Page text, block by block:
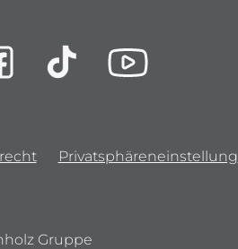
Privatsphäreneinstellung
Gruppe